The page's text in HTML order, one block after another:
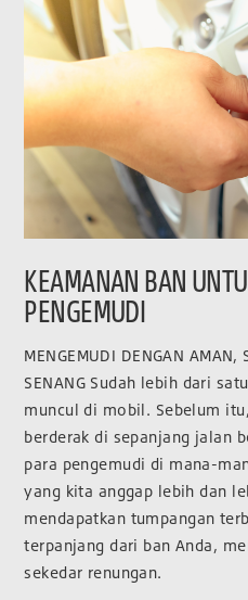
KEAMANAN BAN
PENGEMUDI
MENGEMUDI DENGAN AMAN,
SENANG Sudah lebih dari
muncul di mobil. Sebelum
berderak di sepanjang jalan
para pengemudi di mana-
yang kita anggap lebih dan
mendapatkan tumpangan
terpanjang dari ban Anda,
sekedar renungan.